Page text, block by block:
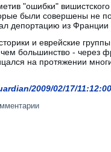
"ошибки"
были совершены не
депортацию из Франции
и еврейские
большинство - через
на протяжении
2009/02/17/